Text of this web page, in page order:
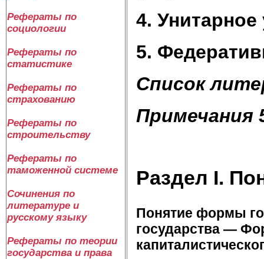
Рефераты по
социологии
Рефераты по
статистике
Рефераты по
страхованию
Рефераты по
строительству
Рефераты по
таможенной системе
Сочинения по
литературе и
русскому языку
Рефераты по теории
государства и права
4. Унитарное
5.
Список
Примечания
Раздел I.
Понятие формы
государства —